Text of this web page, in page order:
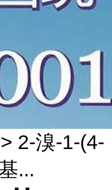
> 2-溴-1-(4-
...